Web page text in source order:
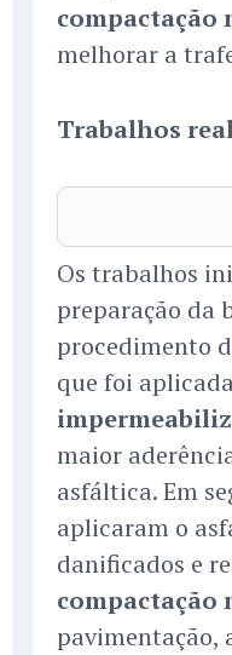
compactação
melhorar a
Trabalhos
Os trabalhos
preparação da
procedimento
que foi
maior
asfáltica. Em
aplicaram o
danificados e
compactação
pavimentação,